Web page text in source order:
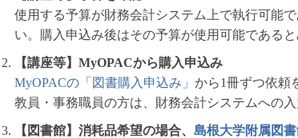
使用する予算が財務会計システム上で執行可能
い。購入申込み後はその予算が使用可能である
【講座等】MyOPACから購入申込み
MyOPACの「図書購入申込み」 から1冊ずつ依頼
教員・事務職員の方は、財務会計システムへの入
【図書館】消耗品希望の場合、 島根大学附属図